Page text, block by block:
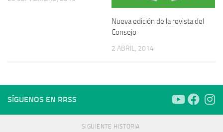
Nueva edición de la revista del
Consejo
2 ABRIL, 2014
SÍGUENOS EN RRSS
SIGUIENTE HISTORIA